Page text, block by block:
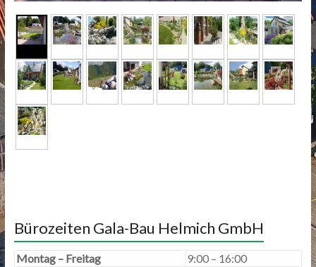
Bürozeiten Gala-Bau Helmich GmbH
Montag – Freitag
9:00 – 16:00